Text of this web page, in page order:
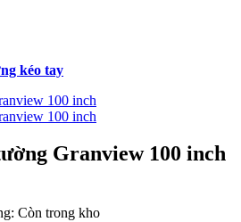
kéo tay
Granview 100 inch
Còn trong kho